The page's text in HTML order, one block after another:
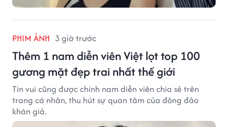
PHIM ẢNH 3 giờ trước
Thêm 1 nam diễn viên Việt lọt top 100
gương mặt đẹp trai nhất thế giới
Tin vui cũng được chính nam diễn viên chia sẻ trên
trang cá nhân, thu hút sự quan tâm của đông đảo
khán giả.